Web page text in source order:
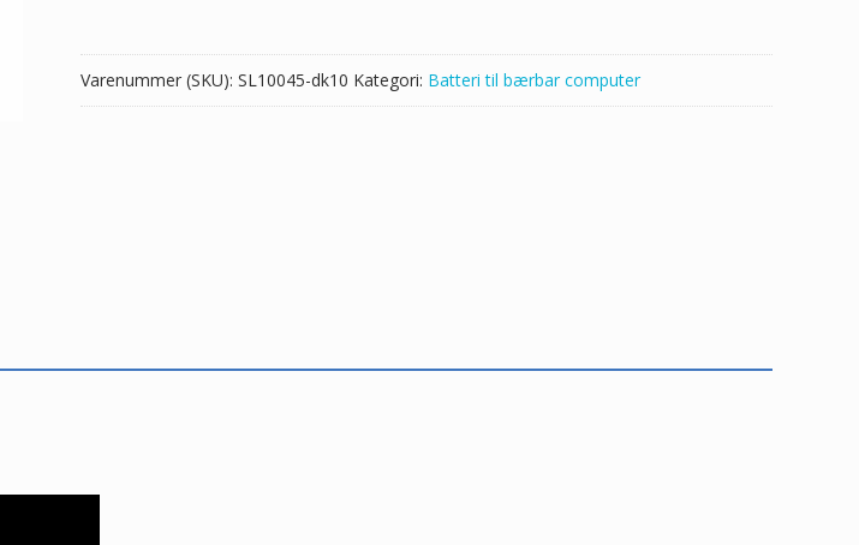
Varenummer (SKU): SL10045-dk10 Kategori: Batteri til bærbar computer